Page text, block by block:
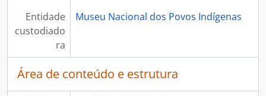
Entidade
custodiado
ra
Museu Nacional dos Povos Indígenas
Área de conteúdo e estrutura